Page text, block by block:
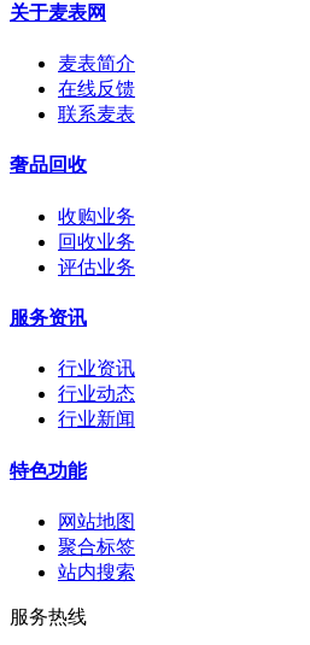
关于麦表网
麦表简介
在线反馈
联系麦表
奢品回收
收购业务
回收业务
评估业务
服务资讯
行业资讯
行业动态
行业新闻
特色功能
网站地图
聚合标签
站内搜索
服务热线